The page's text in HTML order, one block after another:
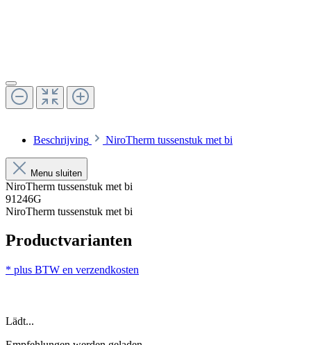
Beschrijving NiroTherm tussenstuk met bi
Menu sluiten
NiroTherm tussenstuk met bi
91246G
NiroTherm tussenstuk met bi
Productvarianten
* plus BTW en verzendkosten
Lädt...